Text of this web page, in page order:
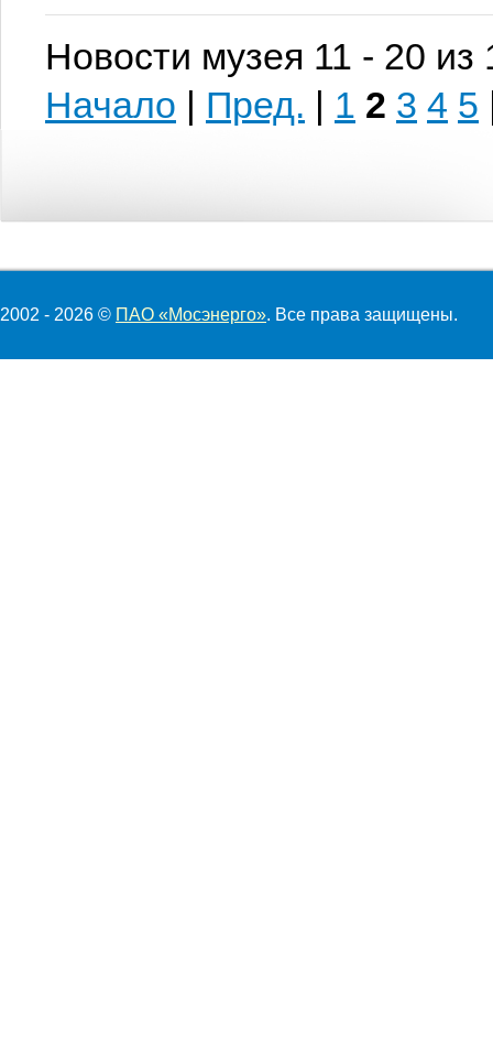
Новости музея 11 - 20 из
Начало | Пред. | 1 2 3 4 5
2002 - 2026 © ПАО «Мосэнерго». Все права защищены.